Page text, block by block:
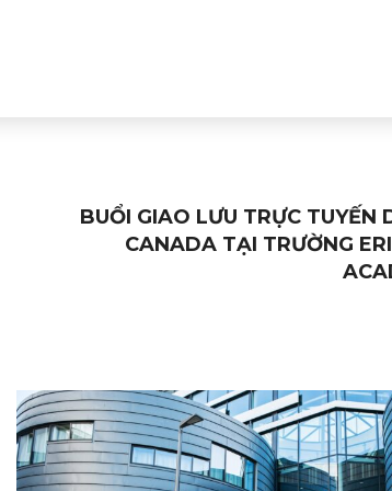
BUỔI GIAO LƯU TRỰC TUYẾN
CANADA TẠI TRƯỜNG